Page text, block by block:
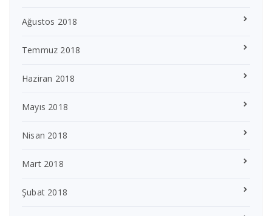
Ağustos 2018
Temmuz 2018
Haziran 2018
Mayıs 2018
Nisan 2018
Mart 2018
Şubat 2018